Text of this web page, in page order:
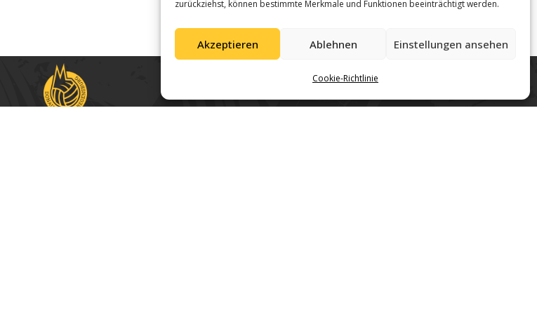
zurückziehst, können bestimmte Merkmale und Funktionen beeinträchtigt werden.
Akzeptieren Ablehnen Einstellungen ansehen
Cookie-Richtlinie